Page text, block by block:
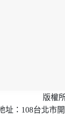
版權
址：108台北市開